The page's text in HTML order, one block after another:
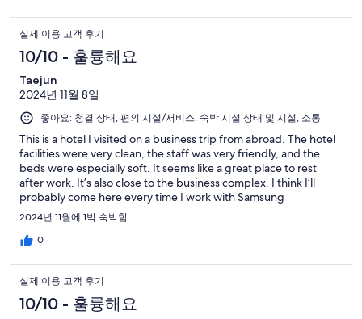
실제 이용 고객 후기
10/10 - 훌륭해요
Taejun
2024년 11월 8일
좋아요: 청결 상태, 편의 시설/서비스, 숙박 시설 상태 및 시설, 소통
This is a hotel I visited on a business trip from abroad. The hotel
facilities were very clean, the staff was very friendly, and the
beds were especially soft. It seems like a great place to rest
after work. It’s also close to the business complex. I think I’ll
probably come here every time I work with Samsung
Electronics.
2024년 11월에 1박 숙박함
0
실제 이용 고객 후기
10/10 - 훌륭해요